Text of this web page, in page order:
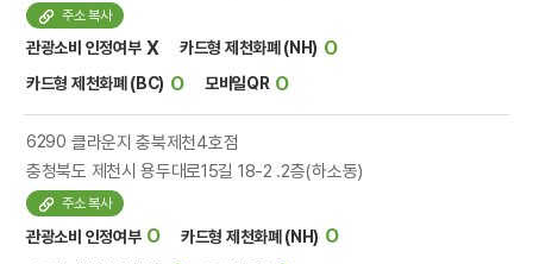
주소 복사
관광소비 인정여부 X 카드형 제천화폐 (NH) O
카드형 제천화폐 (BC) O 모바일QR O
6290 클라운지 충북제천4호점
충청북도 제천시 용두대로15길 18-2 .2층(하소동)
주소 복사
관광소비 인정여부 O 카드형 제천화폐 (NH) O